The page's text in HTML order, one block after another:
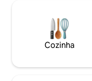
segundo dia - 30 EUR),
pelas trilhas da floresta.
apenas para
festas não são
Cozinha